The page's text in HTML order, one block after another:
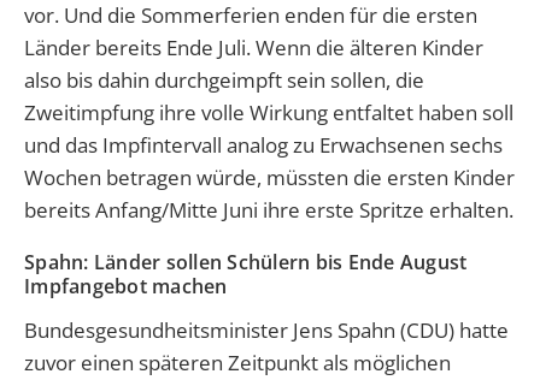
vor. Und die Sommerferien enden für die ersten
Länder bereits Ende Juli. Wenn die älteren Kinder
also bis dahin durchgeimpft sein sollen, die
Zweitimpfung ihre volle Wirkung entfaltet haben soll
und das Impfintervall analog zu Erwachsenen sechs
Wochen betragen würde, müssten die ersten Kinder
bereits Anfang/Mitte Juni ihre erste Spritze erhalten.
Spahn: Länder sollen Schülern bis Ende August
Impfangebot machen
Bundesgesundheitsminister Jens Spahn (CDU) hatte
zuvor einen späteren Zeitpunkt als möglichen